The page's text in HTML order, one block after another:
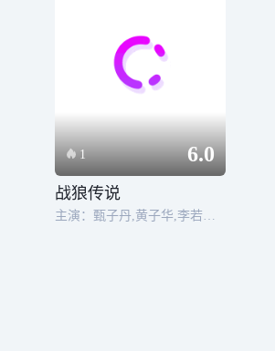
1 6.0
战狼传说
主演：甄子丹,黄子华,李若彤,林国斌